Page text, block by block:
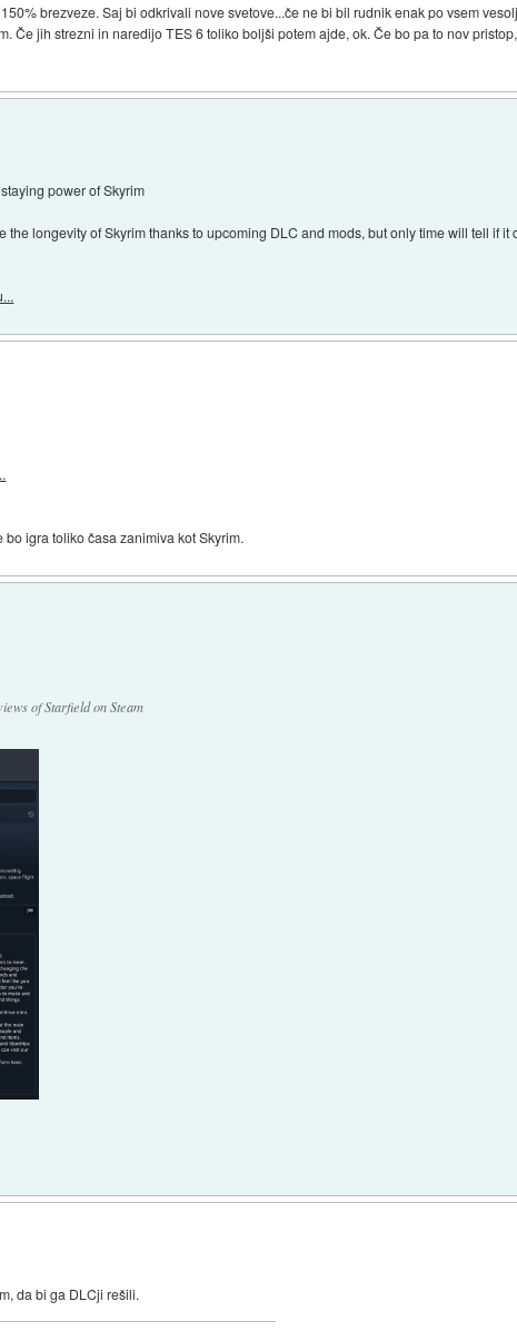
brezveze. Saj bi odkrivali nove svetove...če ne bi bil rudnik enak po vsem
Če jih strezni in naredijo TES 6 toliko boljši potem ajde, ok. Če bo pa to nov
power of Skyrim
the longevity of Skyrim thanks to upcoming DLC and mods, but only time will tell if it
igra toliko časa zanimiva kot Skyrim.
of Starfield on Steam
da bi ga DLCji rešili.